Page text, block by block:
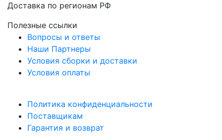
Доставка по регионам РФ
Полезные ссылки
Вопросы и ответы
Наши Партнеры
Условия сборки и доставки
Условия оплаты
Политика конфиденциальности
Поставщикам
Гарантия и возврат